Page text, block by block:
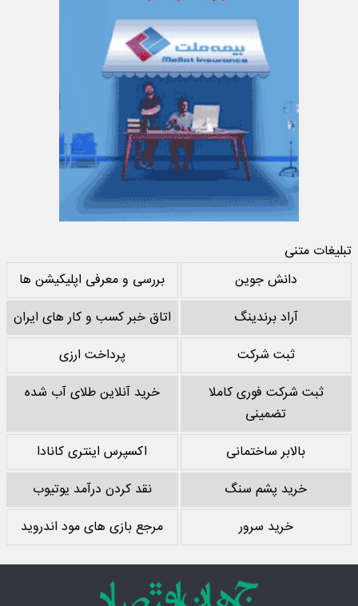
تبلیغات متنی
دانش جوین
بررسی و معرفی اپلیکیشن ها
آراد برندینگ
اتاق خبر کسب و کار های ایران
ثبت شرکت
پرداخت ارزی
ثبت شرکت فوری کاملا
تضمینی
خرید آنلاین طلای آب شده
بالابر ساختمانی
اکسپرس اینتری کانادا
خرید پشم سنگ
نقد کردن درآمد یوتیوب
خرید سرور
مرجع بازی های مود اندروید